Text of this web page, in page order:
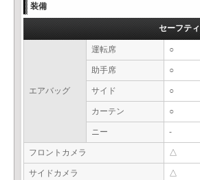
装備
セーフティ
エアバッグ
運転席 ○
助手席 ○
サイド ○
カーテン ○
ニー -
フロントカメラ △
サイドカメラ △